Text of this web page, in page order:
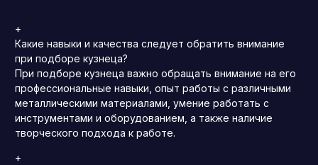
+
Какие навыки и качества следует обратить внимание
при подборе кузнеца?
При подборе кузнеца важно обращать внимание на его
профессиональные навыки, опыт работы с различными
металлическими материалами, умение работать с
инструментами и оборудованием, а также наличие
творческого подхода к работе.
+